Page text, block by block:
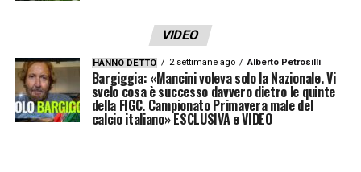
VIDEO
HANNO DETTO 2 settimane ago Alberto Petrosilli
Bargiggia: «Mancini voleva solo la Nazionale. Vi
svelo cosa è successo davvero dietro le quinte
della FIGC. Campionato Primavera male del
calcio italiano» ESCLUSIVA e VIDEO